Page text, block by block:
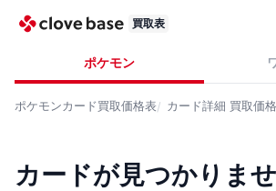
買取表
ポケモン
ポケモンカード買取価格表 カード詳細 買取価格
カードが見つかりま